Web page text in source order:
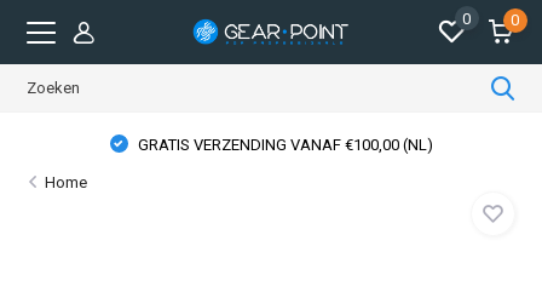
0 0
GRATIS VERZENDING VANAF €100,00 (NL)
Home